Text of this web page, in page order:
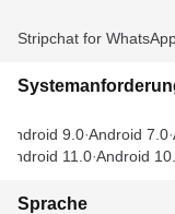
Stripchat for
Android 9.0 Android 7.0
Android 11.0 Android
Sprache